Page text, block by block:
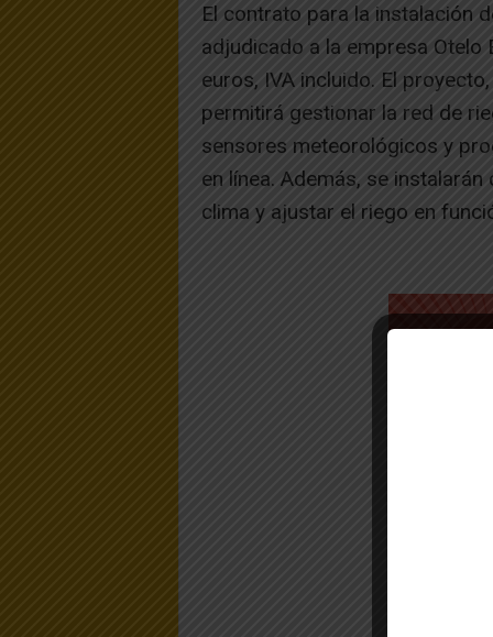
El contrato para la instalación
adjudicado a la empresa
euros, IVA incluido. El
permitirá gestionar la red de
sensores meteorológicos y
en línea. Además, se
clima y ajustar el riego en